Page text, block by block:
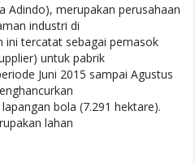
Adindo), merupakan perusahaan
industri di
ini tercatat sebagai pemasok
untuk pabrik
Juni 2015 sampai Agustus
bola (7.291 hektare).
lahan